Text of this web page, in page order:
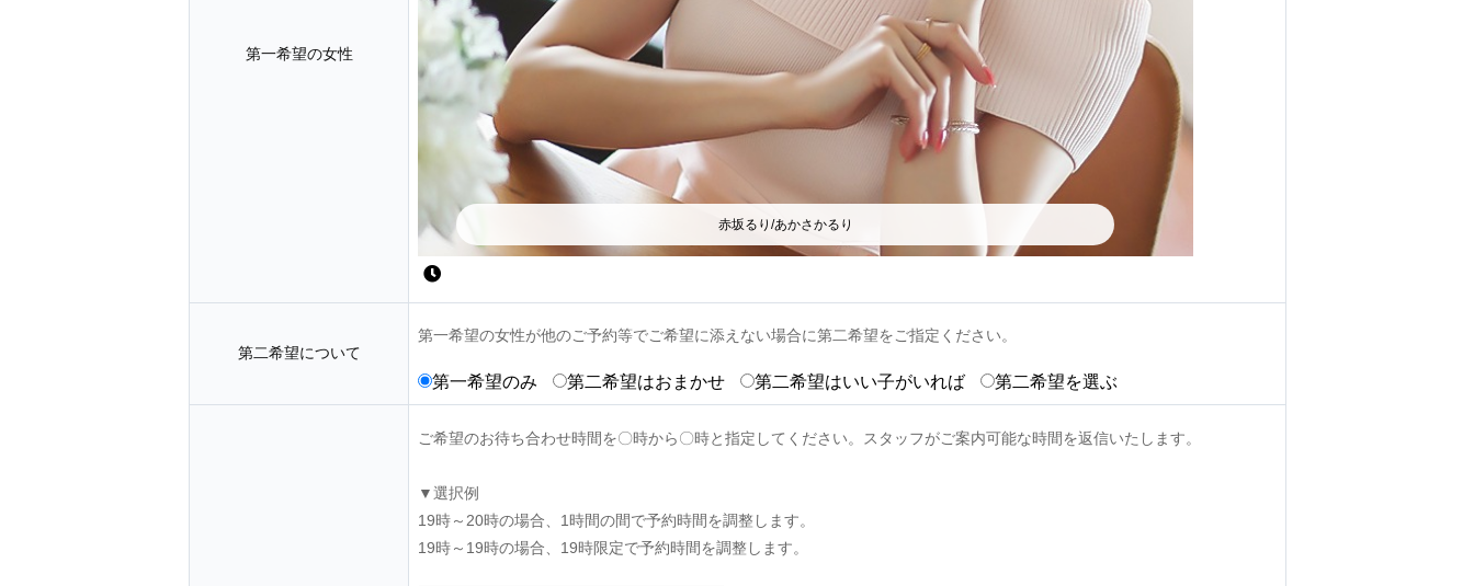
第一希望の女性
赤坂るり/あかさかるり
第二希望について
第一希望の女性が他のご予約等でご希望に添えない場合に第二希望をご指定ください。
第一希望のみ 第二希望はおまかせ 第二希望はいい子がいれば 第二希望を選ぶ
ご希望のお待ち合わせ時間を〇時から〇時と指定してください。スタッフがご案内可能な時間を返信いたします。
▼選択例
19時～20時の場合、1時間の間で予約時間を調整します。
19時～19時の場合、19時限定で予約時間を調整します。